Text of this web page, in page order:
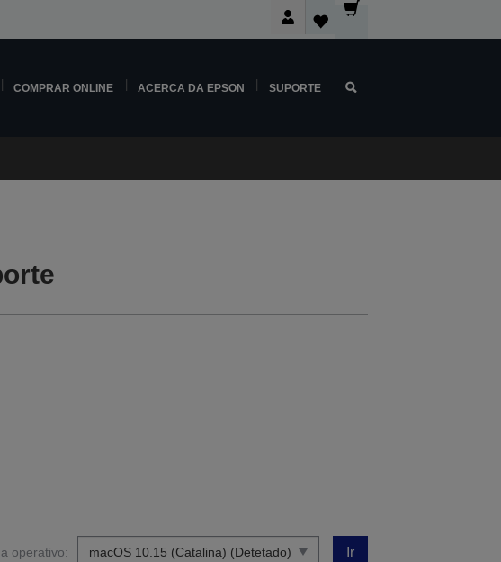
COMPRAR ONLINE ACERCA DA EPSON SUPORTE
operativo: Ir